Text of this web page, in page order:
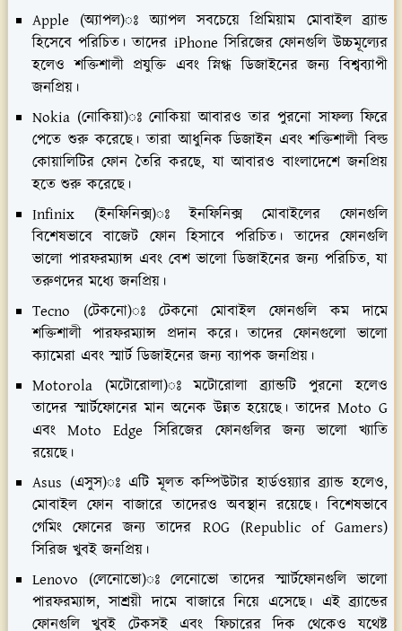
Apple (অ্যাপল)ঃ অ্যাপল সবচেয়ে প্রিমিয়াম মোবাইল ব্র্যান্ড
হিসেবে পরিচিত। তাদের iPhone সিরিজের ফোনগুলি উচ্চমূল্যের
হলেও শক্তিশালী প্রযুক্তি এবং স্নিগ্ধ ডিজাইনের জন্য বিশ্বব্যাপী
জনপ্রিয়।
Nokia (নোকিয়া)ঃ নোকিয়া আবারও তার পুরনো সাফল্য ফিরে
পেতে শুরু করেছে। তারা আধুনিক ডিজাইন এবং শক্তিশালী বিল্ড
কোয়ালিটির ফোন তৈরি করছে, যা আবারও বাংলাদেশে জনপ্রিয়
হতে শুরু করেছে।
Infinix (ইনফিনিক্স)ঃ ইনফিনিক্স মোবাইলের ফোনগুলি
বিশেষভাবে বাজেট ফোন হিসাবে পরিচিত। তাদের ফোনগুলি
ভালো পারফরম্যান্স এবং বেশ ভালো ডিজাইনের জন্য পরিচিত, যা
তরুণদের মধ্যে জনপ্রিয়।
Tecno (টেকনো)ঃ টেকনো মোবাইল ফোনগুলি কম দামে
শক্তিশালী পারফরম্যান্স প্রদান করে। তাদের ফোনগুলো ভালো
ক্যামেরা এবং স্মার্ট ডিজাইনের জন্য ব্যাপক জনপ্রিয়।
Motorola (মটোরোলা)ঃ মটোরোলা ব্র্যান্ডটি পুরনো হলেও
তাদের স্মার্টফোনের মান অনেক উন্নত হয়েছে। তাদের Moto G
এবং Moto Edge সিরিজের ফোনগুলির জন্য ভালো খ্যাতি
রয়েছে।
Asus (এসুস)ঃ এটি মূলত কম্পিউটার হার্ডওয়্যার ব্র্যান্ড হলেও,
মোবাইল ফোন বাজারে তাদেরও অবস্থান রয়েছে। বিশেষভাবে
গেমিং ফোনের জন্য তাদের ROG (Republic of Gamers)
সিরিজ খুবই জনপ্রিয়।
Lenovo (লেনোভো)ঃ লেনোভো তাদের স্মার্টফোনগুলি ভালো
পারফরম্যান্স, সাশ্রয়ী দামে বাজারে নিয়ে এসেছে। এই ব্র্যান্ডের
ফোনগুলি খুবই টেকসই এবং ফিচারের দিক থেকেও যথেষ্ট